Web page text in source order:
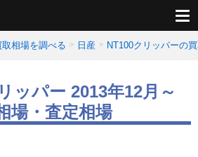
取相場を調べる 日産 NT100クリッパーの
ッパー 2013年12月～
場・査定相場